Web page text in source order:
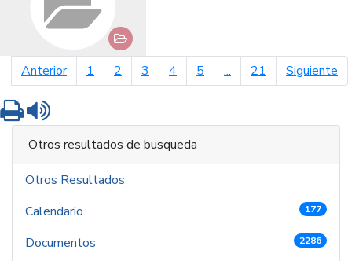
Anteriorpágina anterior
1 2 3 4 5 ... 21 Siguiente
Imprimir
Otros resultados de busqueda
Otros Resultados
Calendario
177
Documentos 2286